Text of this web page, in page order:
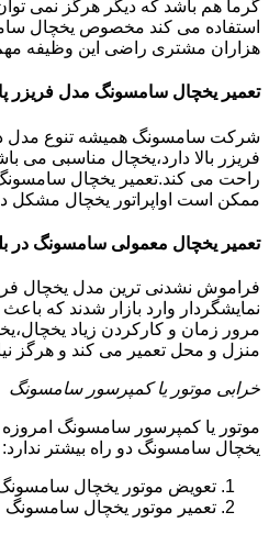
گرما هم باشد که دیگر هرگز نمی
هزاران مشتری راضی این وظیفه مهم
تعمیر یخچال سامسونگ مدل فریزر
شرکت سامسونگ همیشه تنوع مدل در
فریزر بالا دارد،یخچال مناسبی
راحت می کند.تعمیر یخچال سامسونگ
ممکن است اواپراتور یخچال مشکل
تعمیر یخچال معمولی سامسونگ در
فراموش نشدنی ترین مدل یخچال
نمایشگردار وارد بازار شدند که
مرور زمان و کارکردن زیاد
منزل و محل تعمیر می کند و هرگز
خرابی موتور یا کمپرسور سامسونگ
موتور یا کمپرسور سامسونگ
یخچال سامسونگ دو راه بیشتر ندارد:
تعویض موتور یخچال
تعمیر موتور یخچال سامسونگ